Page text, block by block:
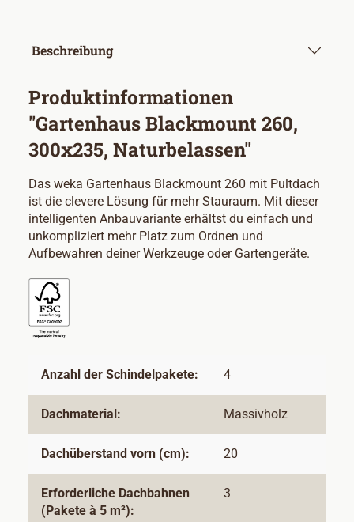
Beschreibung
Produktinformationen
"Gartenhaus Blackmount 260,
300x235, Naturbelassen"
Das weka Gartenhaus Blackmount 260 mit Pultdach
ist die clevere Lösung für mehr Stauraum. Mit dieser
intelligenten Anbauvariante erhältst du einfach und
unkompliziert mehr Platz zum Ordnen und
Aufbewahren deiner Werkzeuge oder Gartengeräte.
Anzahl der Schindelpakete: 4
Dachmaterial: Massivholz
Dachüberstand vorn (cm): 20
Erforderliche Dachbahnen
(Pakete à 5 m²):
3